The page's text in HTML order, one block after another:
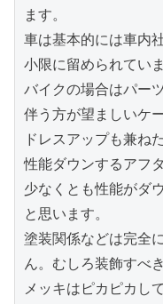
ます。
車は基本的には車内
小限に留められていま
バイクの場合はパー
伴う方が望ましいケ
ドレスアップも兼ね
性能ダウンするアフ
少なくとも性能がダ
と思います。
塗装関係などは完全
ん。むしろ装飾すべ
メッキはピカピカし